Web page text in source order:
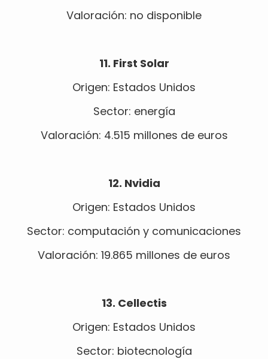
Valoración: no disponible
11. First Solar
Origen: Estados Unidos
Sector: energía
Valoración: 4.515 millones de euros
12. Nvidia
Origen: Estados Unidos
Sector: computación y comunicaciones
Valoración: 19.865 millones de euros
13. Cellectis
Origen: Estados Unidos
Sector: biotecnología